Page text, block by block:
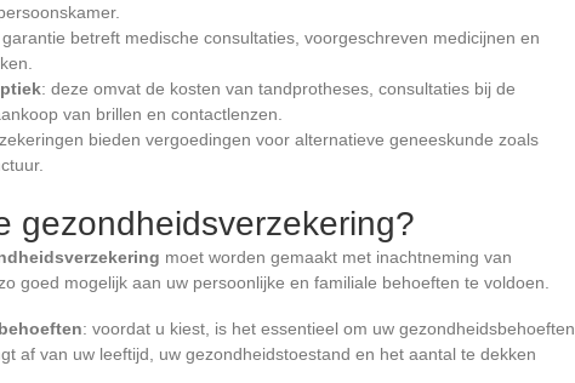
betreft medische consultaties, voorgeschreven medicijnen en
: deze omvat de kosten van tandprotheses, consultaties bij de
van brillen en contactlenzen.
bieden vergoedingen voor alternatieve geneeskunde zoals
gezondheidsverzekering?
moet worden gemaakt met inachtneming van
goed mogelijk aan uw persoonlijke en familiale behoeften te voldoen.
: voordat u kiest, is het essentieel om uw gezondheidsbehoeften
af van uw leeftijd, uw gezondheidstoestand en het aantal te dekken